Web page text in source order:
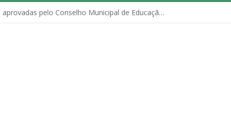
Políticas Municipais aprovadas pelo Conselho Municipal de Educação (CME)